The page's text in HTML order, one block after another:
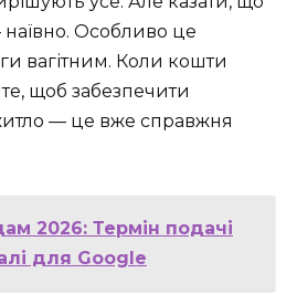
Особливо це
вагітним. Коли кошти
щоб забезпечити
— це вже справжня
2026: Термін подачі
для Google